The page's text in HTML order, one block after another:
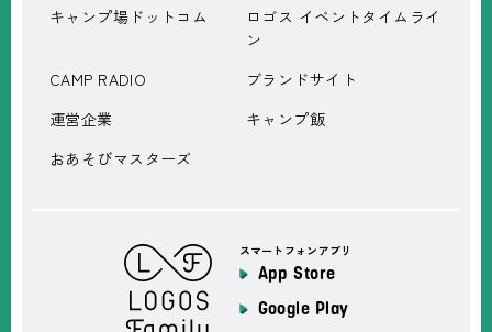
キャンプ場ドットコム
ロゴス イベントタイムライ
ン
CAMP RADIO
ブランドサイト
運営企業
キャンプ飯
おあそびマスターズ
スマートフォンアプリ
App Store
Google Play